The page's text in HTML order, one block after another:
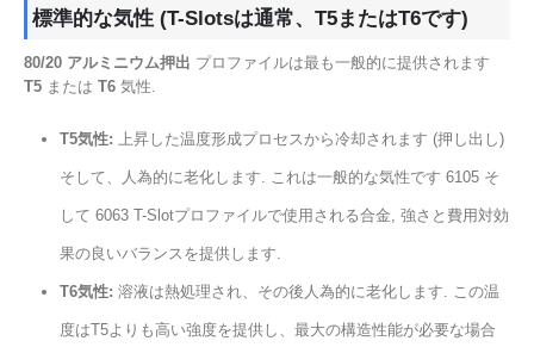
標準的な気性 (T-Slotsは通常、T5またはT6です)
80/20 アルミニウム押出 プロファイルは最も一般的に提供されます
T5 または T6 気性.
T5気性: 上昇した温度形成プロセスから冷却されます (押し出し)
そして、人為的に老化します. これは一般的な気性です 6105 そ
して 6063 T-Slotプロファイルで使用される合金, 強さと費用対効
果の良いバランスを提供します.
T6気性: 溶液は熱処理され、その後人為的に老化します. この温
度はT5よりも高い強度を提供し、最大の構造性能が必要な場合